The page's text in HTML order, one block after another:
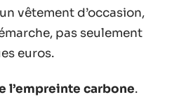
vêtement d’occasion,
pas seulement
euros.
l’empreinte carbone.